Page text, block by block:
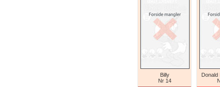
Billy
Nr 14
Donald